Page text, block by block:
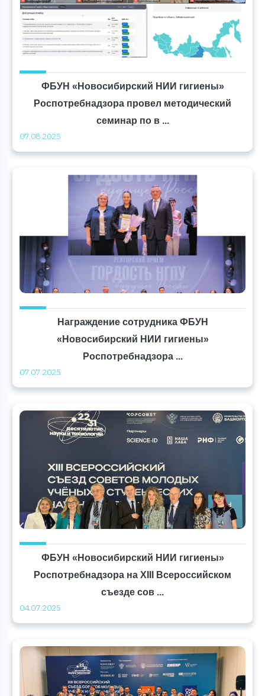
ФБУН «Новосибирский НИИ гигиены»
Роспотребнадзора провел методический
семинар по в ...
07.08.2025
Награждение сотрудника ФБУН
«Новосибирский НИИ гигиены»
Роспотребнадзора ...
07.07.2025
ФБУН «Новосибирский НИИ гигиены»
Роспотребнадзора на XIII Всероссийском
съезде сов ...
04.07.2025